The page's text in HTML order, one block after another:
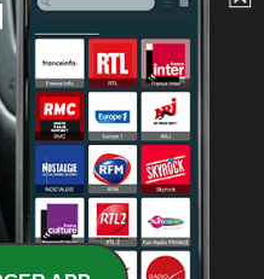
Hondelatte Raconte - Cote